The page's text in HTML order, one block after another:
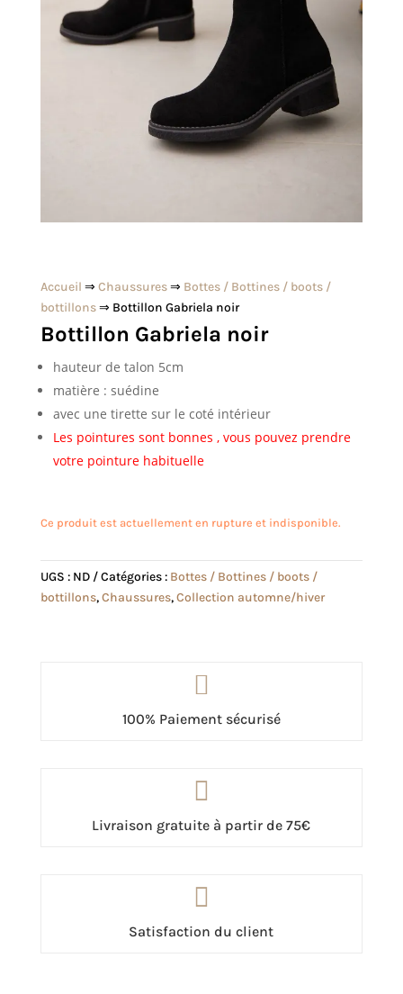
Accueil ⇒ Chaussures⇒ Bottes / Bottines / boots /
bottillons⇒ Bottillon Gabriela noir
Bottillon Gabriela noir
hauteur de talon 5cm
matière : suédine
avec une tirette sur le coté intérieur
Les pointures sont bonnes , vous pouvez prendre
votre pointure habituelle
Ce produit est actuellement en rupture et indisponible.
UGS : ND Catégories : Bottes / Bottines / boots /
bottillons,Chaussures,Collection automne/hiver

100% Paiement sécurisé

Livraison gratuite à partir de 75€

Satisfaction du client